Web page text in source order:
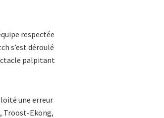
respectée
s’est déroulé
palpitant
une erreur
Troost-Ekong,